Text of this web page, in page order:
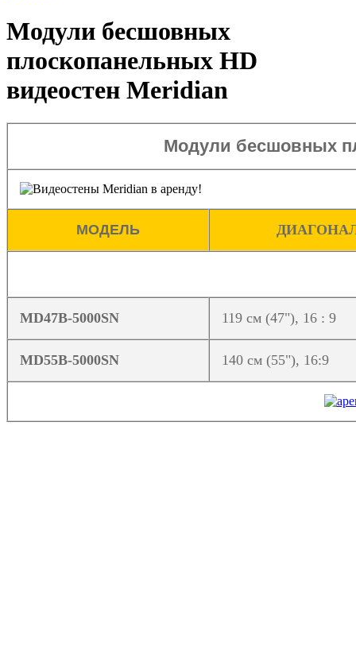
Модули бесшовных
плоскопанельных HD
видеостен Meridian
Модули бесшовных
МОДЕЛЬ
MD47B-5000SN 119 см (47"), 16 : 9
MD55B-5000SN 140 см (55"), 16:9